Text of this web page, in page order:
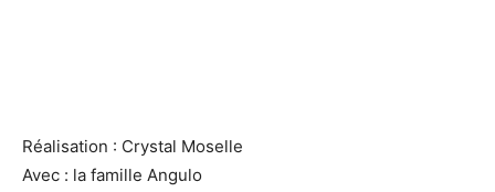
Réalisation : Crystal Moselle
Avec : la famille Angulo